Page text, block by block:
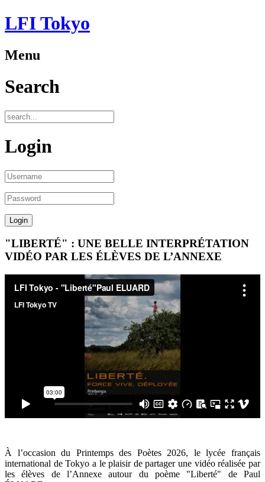
LFI Tokyo
Menu
Search
Login
"LIBERTÉ" : UNE BELLE INTERPRÉTATION
VIDÉO PAR LES ÉLÈVES DE L’ANNEXE
À l’occasion du Printemps des Poètes 2026, le lycée français
international de Tokyo a le plaisir de partager une vidéo réalisée par
les élèves de l’Annexe autour du poème "Liberté" de Paul